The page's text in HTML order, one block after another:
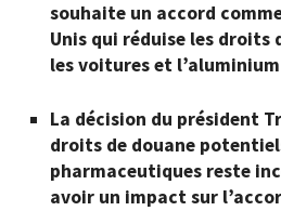
souhaite un accord
Unis qui réduise les droits
les voitures et
La décision du président
droits de douane
pharmaceutiques reste
avoir un impact sur